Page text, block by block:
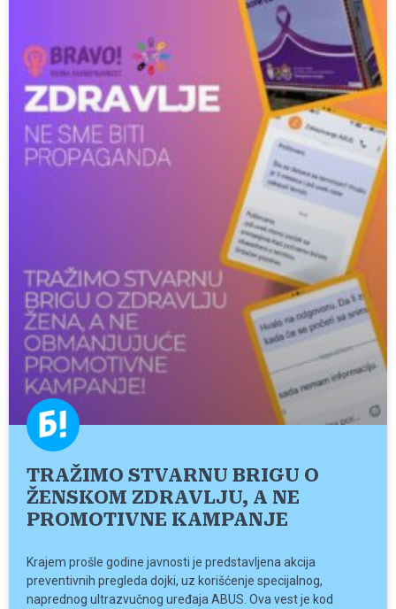
TRAŽIMO STVARNU BRIGU O
ŽENSKOM ZDRAVLJU, A NE
PROMOTIVNE KAMPANJE
Krajem prošle godine javnosti je predstavljena akcija
preventivnih pregleda dojki, uz korišćenje specijalnog,
naprednog ultrazvučnog uređaja ABUS. Ova vest je kod